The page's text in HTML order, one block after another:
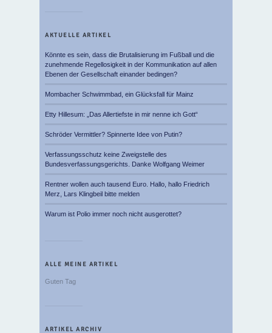
AKTUELLE ARTIKEL
Könnte es sein, dass die Brutalisierung im Fußball und die
zunehmende Regellosigkeit in der Kommunikation auf allen
Ebenen der Gesellschaft einander bedingen?
Mombacher Schwimmbad, ein Glücksfall für Mainz
Etty Hillesum: „Das Allertiefste in mir nenne ich Gott“
Schröder Vermittler? Spinnerte Idee von Putin?
Verfassungsschutz keine Zweigstelle des
Bundesverfassungsgerichts. Danke Wolfgang Weimer
Rentner wollen auch tausend Euro. Hallo, hallo Friedrich
Merz, Lars Klingbeil bitte melden
Warum ist Polio immer noch nicht ausgerottet?
ALLE MEINE ARTIKEL
Guten Tag
ARTIKEL ARCHIV